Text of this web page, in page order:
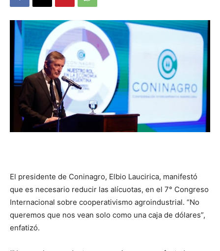
::
La
Verdad
es
El presidente de Coninagro, Elbio Laucirica, manifestó
que es necesario reducir las alícuotas, en el 7° Congreso
Internacional sobre cooperativismo agroindustrial. “No
queremos que nos vean solo como una caja de dólares”,
enfatizó.